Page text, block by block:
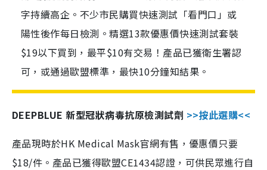
字持續高企。不少市民購買快速測試「看門口」或
陽性後作每日檢測。精選13款優惠價快速測試套裝
$19以下買到，最平$10有交易！產品已獲衛生署認
可，或通過歐盟標準，最快10分鐘知結果。
DEEPBLUE 新型冠狀病毒抗原檢測試劑 >>按此選購<<
產品現時於HK Medical Mask官網有售，優惠價只要
$18/件。產品已獲得歐盟CE1434認證，可供民眾進行自